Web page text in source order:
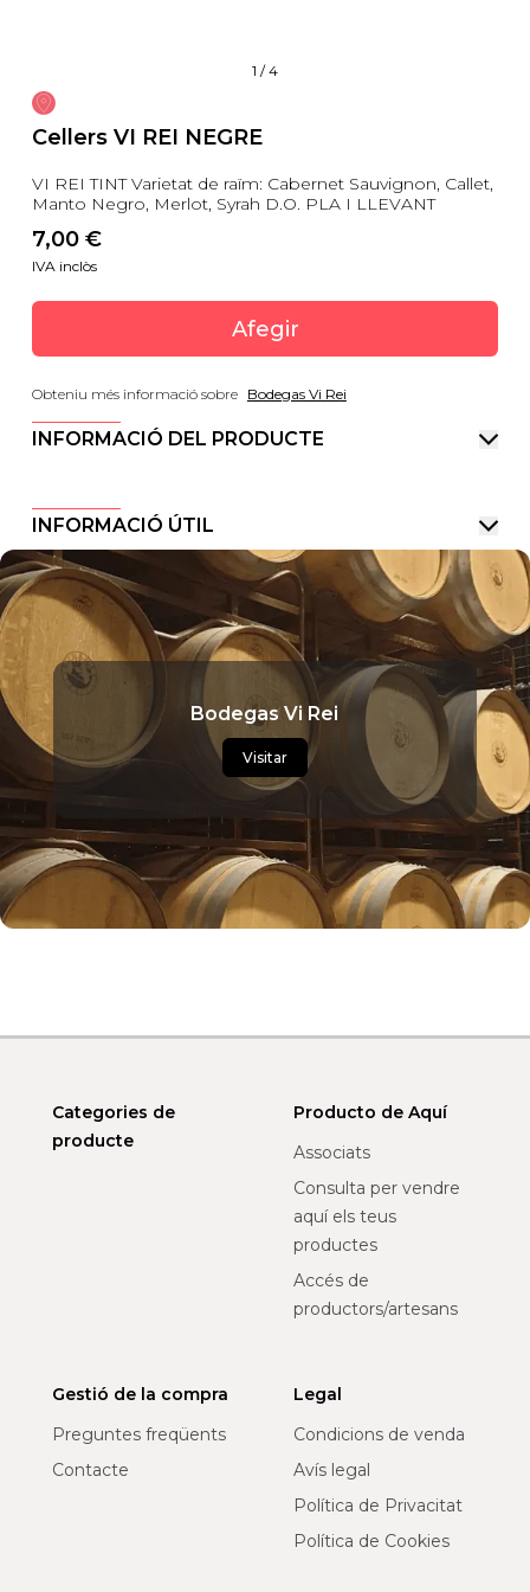
1 /4
Cellers VI REI NEGRE
VI REI TINT Varietat de raïm: Cabernet Sauvignon, Callet,
Manto Negro, Merlot, Syrah D.O. PLA I LLEVANT
7,00 €
IVA inclòs
Afegir
Obteniu més informació sobre Bodegas Vi Rei
INFORMACIÓ DEL PRODUCTE
INFORMACIÓ ÚTIL
Bodegas Vi Rei
Visitar
Categories de
producte
Producto de Aquí
Associats
Consulta per vendre
aquí els teus
productes
Accés de
productors/artesans
Gestió de la compra
Preguntes freqüents
Contacte
Legal
Condicions de venda
Avís legal
Política de Privacitat
Política de Cookies